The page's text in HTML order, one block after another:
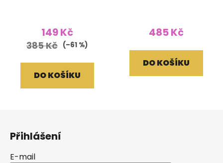
149 Kč
385 Kč (–61 %)
DO KOŠÍKU
485 Kč
DO KOŠÍKU
Přihlášení
E-mail